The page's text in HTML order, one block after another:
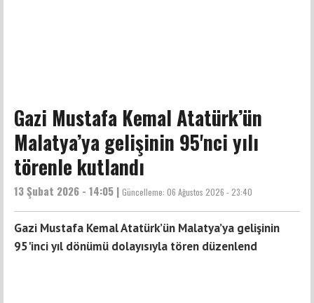
Gazi Mustafa Kemal Atatürk’ün
Malatya’ya gelişinin 95'nci yılı
törenle kutlandı
13 Şubat 2026 - 14:05 | Güncelleme: 06 Ağustos 2026 - 23:40
Gazi Mustafa Kemal Atatürk’ün Malatya’ya gelişinin
95'inci yıl dönümü dolayısıyla tören düzenlend